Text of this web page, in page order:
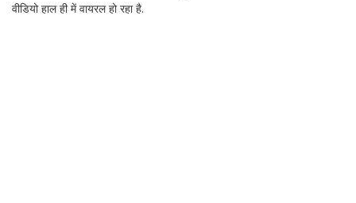
वीडियो हाल ही में वायरल हो रहा है.